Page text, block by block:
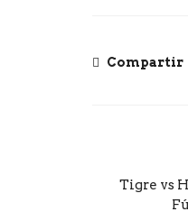
Compartir
Tigre vs